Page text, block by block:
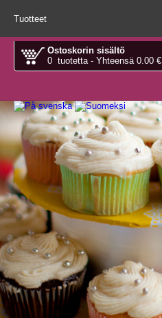
Tuotteet
Ostoskorin sisältö
0 tuotetta - Yhteensä 0.00 €